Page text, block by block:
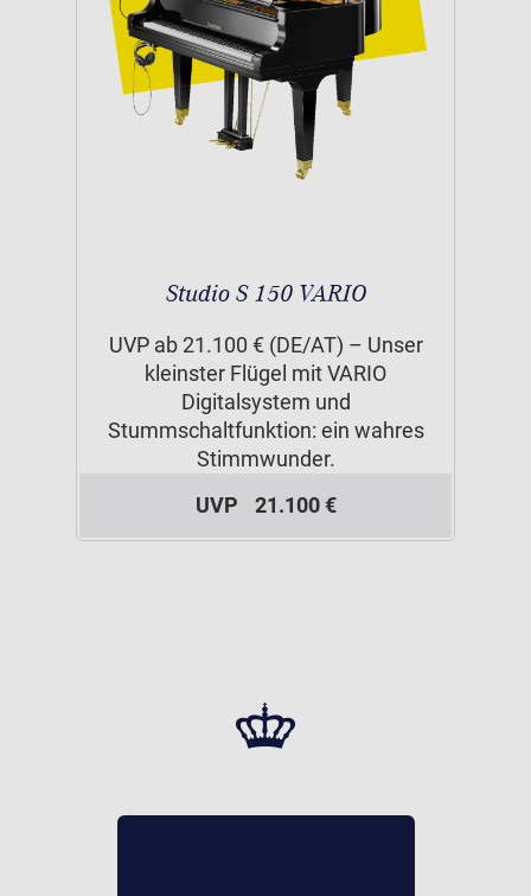
Studio S 150 VARIO
UVP ab 21.100 € (DE/AT) – Unser
kleinster Flügel mit VARIO
Digitalsystem und
Stummschaltfunktion: ein wahres
Stimmwunder.
UVP
21.100 €